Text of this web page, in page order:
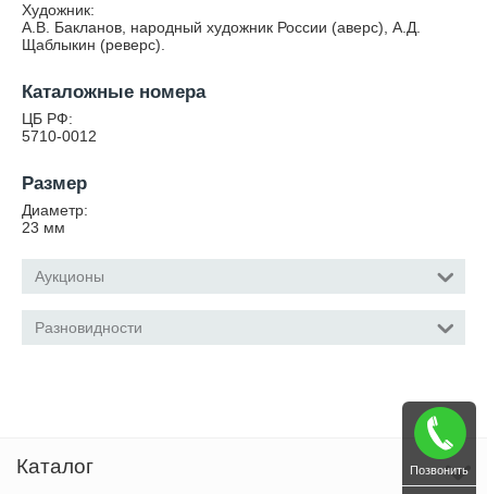
Художник:
A.В. Бакланов, народный художник России (аверс), A.Д.
Щаблыкин (реверс).
Каталожные номера
ЦБ РФ:
5710-0012
Размер
Диаметр:
23 мм
Аукционы
Разновидности
Каталог Позвонить